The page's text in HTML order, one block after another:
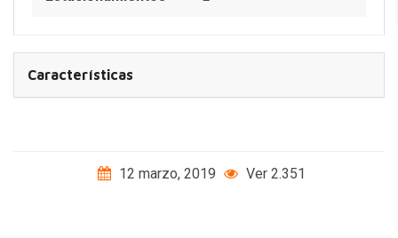
Características
12 marzo, 2019 Ver 2.351